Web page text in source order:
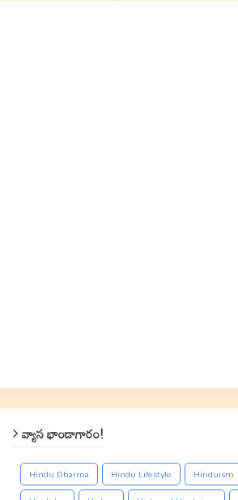
వ్యాస భాండాగారం!
Hindu Dharma Hindu Lifestyle Hinduism